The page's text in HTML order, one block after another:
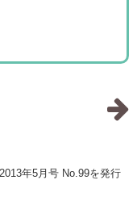
年5月号 No.99を発行